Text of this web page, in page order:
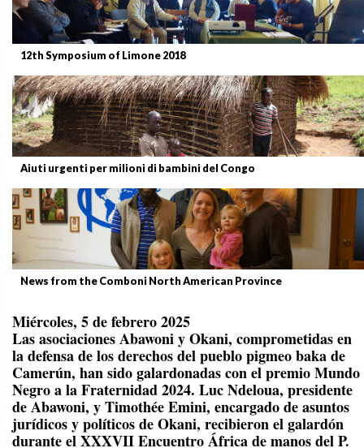
12th Symposium of Limone 2018
Aiuti urgenti per milioni di bambini del Congo
News from the Comboni North American Province
Miércoles, 5 de febrero 2025
Las asociaciones Abawoni y Okani, comprometidas en
la defensa de los derechos del pueblo pigmeo baka de
Camerún, han sido galardonadas con el premio Mundo
Negro a la Fraternidad 2024. Luc Ndeloua, presidente
de Abawoni, y Timothée Emini, encargado de asuntos
jurídicos y políticos de Okani, recibieron el galardón
durante el XXXVII Encuentro África de manos del P.